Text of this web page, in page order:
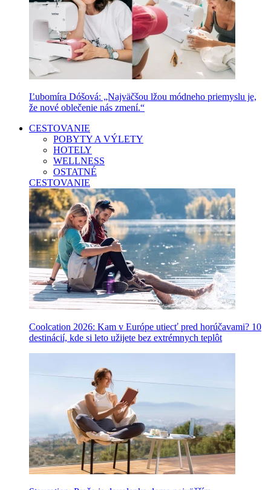
Ľubomíra Dóšová: „Najväčšou lžou módneho priemyslu je,
že nové oblečenie nás zmení.“
CESTOVANIE
POBYTY A VÝLETY
HOTELY
WELLNESS
OSTATNÉ
CESTOVANIE
Coolcation 2026: Kam v Európe utiecť pred horúčavami? 10
destinácií, kde si leto užijete bez extrémnych teplôt